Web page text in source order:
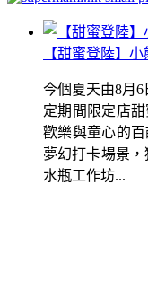
【甜蜜登陸】
今個夏天由8月6
定期間限定店
歡樂與童心的
夢幻打卡場景
水瓶工作坊...